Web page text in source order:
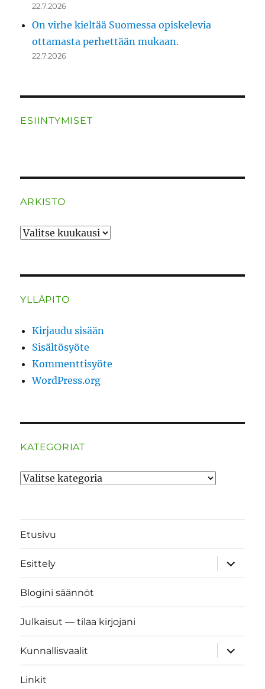
22.7.2026
On virhe kieltää Suomessa opiskelevia
ottamasta perhettään mukaan.
22.7.2026
ESIINTYMISET
ARKISTO
ARKISTO
YLLÄPITO
Kirjaudu sisään
Sisältösyöte
Kommenttisyöte
WordPress.org
KATEGORIAT
Kategoriat
Etusivu
Esittely
näytä
Blogini säännöt
Julkaisut — tilaa kirjojani
Kunnallisvaalit
näytä
Linkit